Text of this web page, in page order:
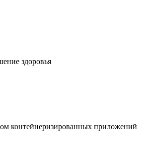
здоровья
контейнеризированных приложений